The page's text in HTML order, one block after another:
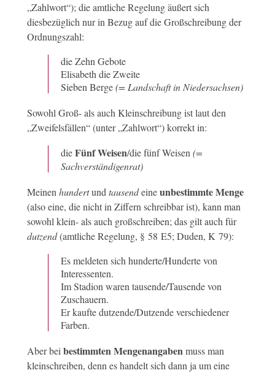
„Zahlwort“); die amtliche Regelung äußert sich
diesbezüglich nur in Bezug auf die Großschreibung der
Ordnungszahl:
die Zehn Gebote
Elisabeth die Zweite
Sieben Berge(= Landschaft in Niedersachsen)
Sowohl Groß- als auch Kleinschreibung ist laut den
„Zweifelsfällen“ (unter „Zahlwort“) korrekt in:
dieFünf Weisen/die fünf Weisen (=
Sachverständigenrat)
Meinen hundertund tausendeineunbestimmte Menge
(also eine, die nicht in Ziffern schreibbar ist), kann man
sowohl klein- als auch großschreiben; das gilt auch für
dutzend(amtliche Regelung, § 58 E5; Duden, K 79):
Es meldeten sich hunderte/Hunderte von
Interessenten.
Im Stadion waren tausende/Tausende von
Zuschauern.
Er kaufte dutzende/Dutzende verschiedener
Farben.
Aber bei bestimmten Mengenangaben muss man
kleinschreiben, denn es handelt sich dann ja um eine